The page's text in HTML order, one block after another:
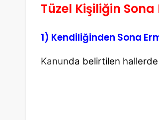
Tüzel Kişiliğin Sona
1) Kendiliğinden Sona
Kanunda belirtilen